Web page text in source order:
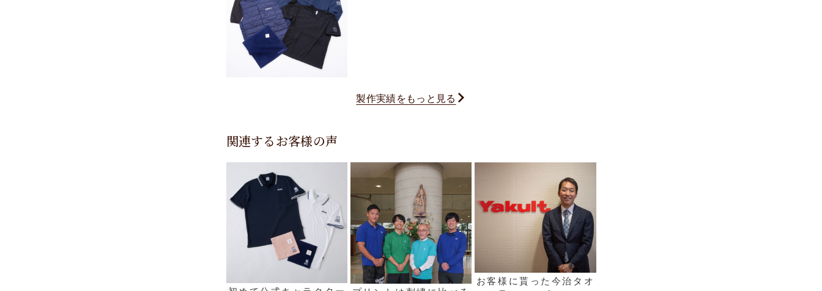
製作実績をもっと見る
関連するお客様の声
お客様に貰った今治タオ